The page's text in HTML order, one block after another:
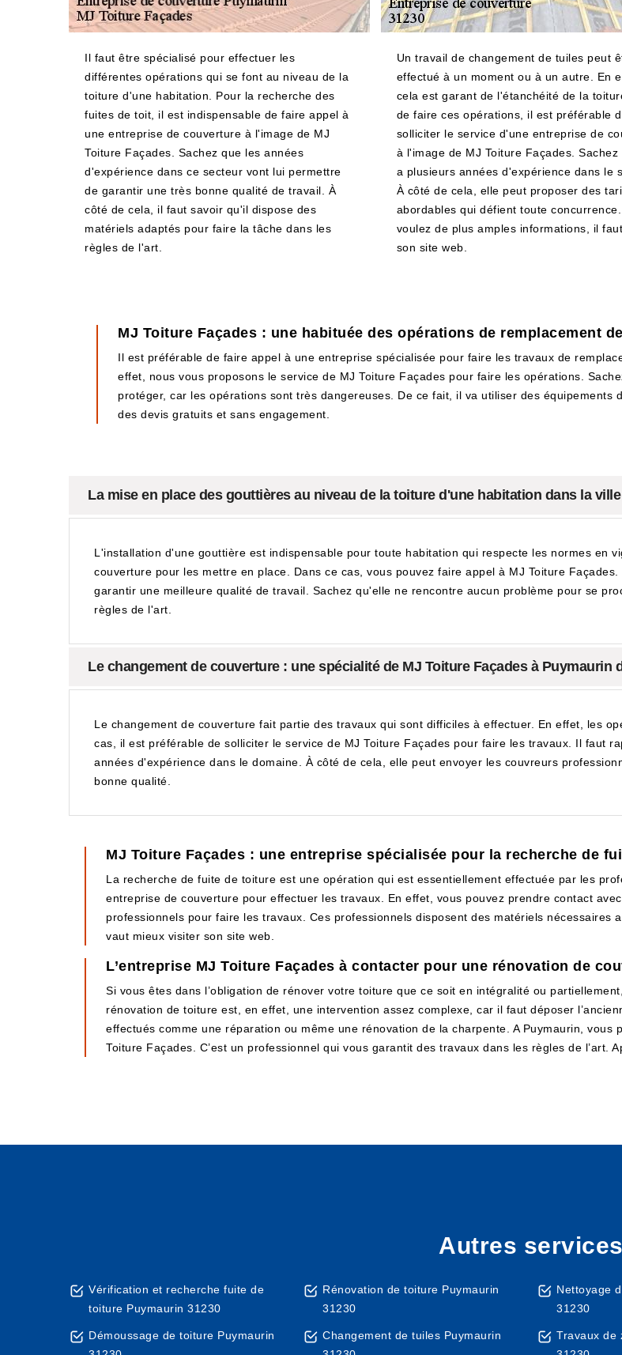
Il faut être spécialisé pour effectuer les
différentes opérations qui se font au niveau de la
toiture d'une habitation. Pour la recherche des
fuites de toit, il est indispensable de faire appel à
une entreprise de couverture à l'image de MJ
Toiture Façades. Sachez que les années
d'expérience dans ce secteur vont lui permettre
de garantir une très bonne qualité de travail. À
côté de cela, il faut savoir qu'il dispose des
matériels adaptés pour faire la tâche dans les
règles de l'art.
Un travail de changement de tuiles peut
effectué à un moment ou à un autre. En
cela est garant de l'étanchéité de la
de faire ces opérations, il est préférable
solliciter le service d'une entreprise de
à l'image de MJ Toiture Façades. Sachez
a plusieurs années d'expérience dans le
À côté de cela, elle peut proposer des
abordables qui défient toute
voulez de plus amples informations, il
son site web.
MJ Toiture Façades : une habituée des opérations de remplacement
Il est préférable de faire appel à une entreprise spécialisée pour faire les travaux de
effet, nous vous proposons le service de MJ Toiture Façades pour faire les opérations.
protéger, car les opérations sont très dangereuses. De ce fait, il va utiliser des
des devis gratuits et sans engagement.
La mise en place des gouttières au niveau de la toiture d'une habitation dans la
L'installation d'une gouttière est indispensable pour toute habitation qui respecte les normes en
couverture pour les mettre en place. Dans ce cas, vous pouvez faire appel à MJ Toiture
garantir une meilleure qualité de travail. Sachez qu'elle ne rencontre aucun problème pour se
règles de l'art.
Le changement de couverture : une spécialité de MJ Toiture Façades à Puymaurin
Le changement de couverture fait partie des travaux qui sont difficiles à effectuer. En effet, les
cas, il est préférable de solliciter le service de MJ Toiture Façades pour faire les travaux. Il faut
années d'expérience dans le domaine. À côté de cela, elle peut envoyer les couvreurs
bonne qualité.
MJ Toiture Façades : une entreprise spécialisée pour la recherche de
La recherche de fuite de toiture est une opération qui est essentiellement effectuée par les
entreprise de couverture pour effectuer les travaux. En effet, vous pouvez prendre contact
professionnels pour faire les travaux. Ces professionnels disposent des matériels
vaut mieux visiter son site web.
L’entreprise MJ Toiture Façades à contacter pour une rénovation de
Si vous êtes dans l’obligation de rénover votre toiture que ce soit en intégralité ou
rénovation de toiture est, en effet, une intervention assez complexe, car il faut déposer
effectués comme une réparation ou même une rénovation de la charpente. A Puymaurin, vous
Toiture Façades. C’est un professionnel qui vous garantit des travaux dans les règles de l’art.
Autres services
Vérification et recherche fuite de
toiture Puymaurin 31230
Démoussage de toiture Puymaurin
Rénovation de toiture Puymaurin
31230
Changement de tuiles Puymaurin
Nettoyage
31230
Travaux de